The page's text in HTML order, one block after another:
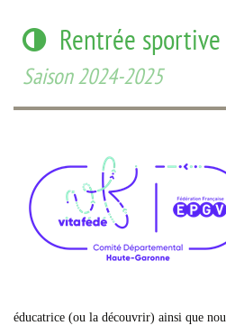
Rentrée sportive
Saison 2024-2025
éducatrice (ou la découvrir) ainsi que